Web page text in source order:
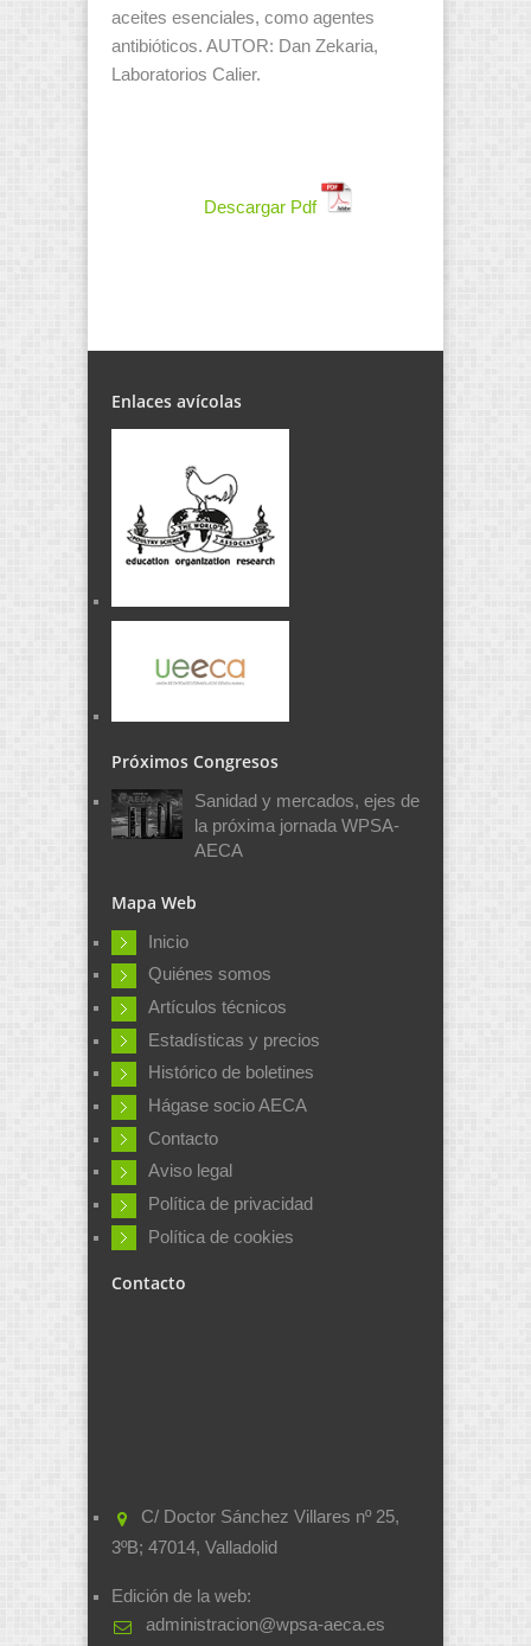
aceites esenciales, como agentes
antibióticos. AUTOR: Dan Zekaria,
Laboratorios Calier.
Descargar Pdf
Enlaces avícolas
Próximos Congresos
Sanidad y mercados, ejes de
la próxima jornada WPSA-
AECA
Mapa Web
Inicio
Quiénes somos
Artículos técnicos
Estadísticas y precios
Histórico de boletines
Hágase socio AECA
Contacto
Aviso legal
Política de privacidad
Política de cookies
Contacto
C/ Doctor Sánchez Villares nº 25,
3ºB; 47014, Valladolid
Edición de la web:
administracion@wpsa-aeca.es